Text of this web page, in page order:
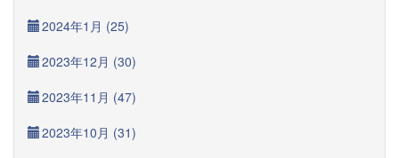
2024年1月 (25)
2023年12月 (30)
2023年11月 (47)
2023年10月 (31)